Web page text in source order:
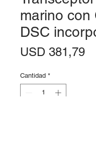
marino con
DSC
USD 381,79
Cantidad *